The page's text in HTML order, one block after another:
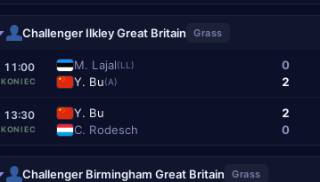
Challenger Ilkley Great Britain Grass
11:00
KONIEC
M. Lajal(LL)
Y. Bu(A)
0
2
13:30
KONIEC
Y. Bu
C. Rodesch
2
0
Challenger Birmingham Great Britain Grass